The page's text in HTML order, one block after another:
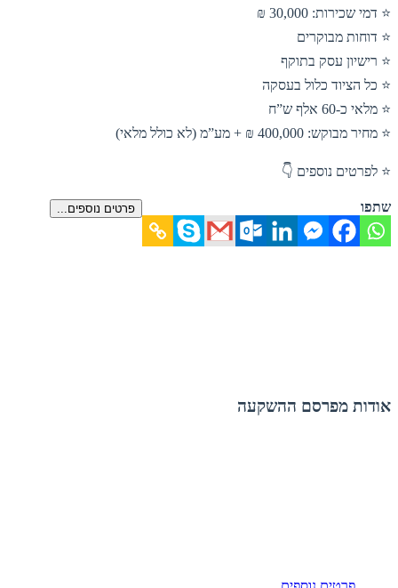
⭐ דמי שכירות: 30,000 ₪
⭐ דוחות מבוקרים
⭐ רישיון עסק בתוקף
⭐ כל הציוד כלול בעסקה
⭐ מלאי כ-60 אלף ש”ח
⭐ מחיר מבוקש: 400,000 ₪ + מע”מ (לא כולל מלאי)
⭐ לפרטים נוספים 👇
שתפו פרטים נוספים...
אודות מפרסם ההשקעה